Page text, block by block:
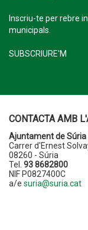
Inscriu-te per rebre
municipals.
SUBSCRIURE'M
CONTACTA AMB
Ajuntament de Súria
Carrer d'Ernest
08260 - Súria
Tel. 93 8682800
NIF P0827400C
a/e suria@suria.cat